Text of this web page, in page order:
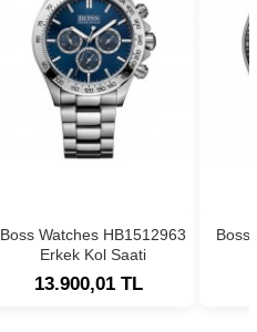
Boss Watches HB1512963
Erkek Kol Saati
13.900,01 TL
Boss